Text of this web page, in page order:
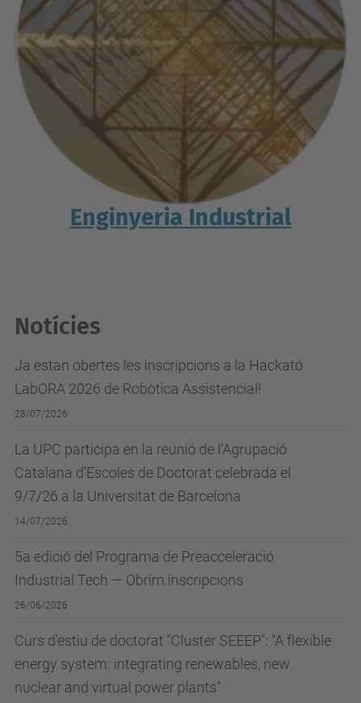
Enginyeria Industrial
Notícies
Ja estan obertes les inscripcions a la Hackató
LabORA 2026 de Robòtica Assistencial!
28/07/2026
La UPC participa en la reunió de l’Agrupació
Catalana d’Escoles de Doctorat celebrada el
9/7/26 a la Universitat de Barcelona
14/07/2026
5a edició del Programa de Preacceleració
Industrial Tech — Obrim inscripcions
26/06/2026
Curs d'estiu de doctorat "Cluster SEEEP": "A flexible
energy system: integrating renewables, new
nuclear and virtual power plants"